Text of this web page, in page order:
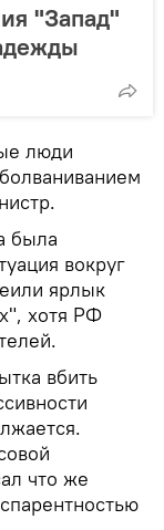
"Запад"
люди
была
вокруг
ярлык
хотя РФ
вбить
что же